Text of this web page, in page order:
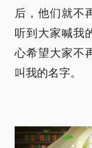
后，他们就不
听到大家喊我
心希望大家不
叫我的名字。